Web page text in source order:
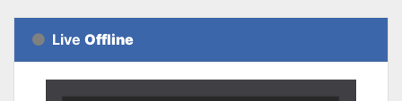
Live Offline